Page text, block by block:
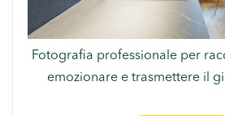
Fotografia professionale per
emozionare e trasmettere il